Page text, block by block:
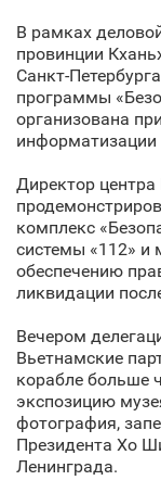
В рамках
провинции
программы
организована
информатизации
Директор
комплекс
системы «112» и
обеспечению
ликвидации
Вечером
Вьетнамские
корабле больше
экспозицию
фотография,
Президента Хо
Ленинграда.